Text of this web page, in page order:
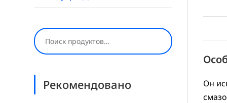
Он
Поиск
Рекомендовано